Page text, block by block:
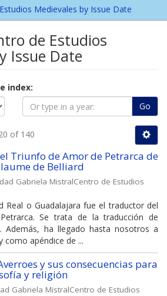
Medievales by Issue Date
de Estudios
Issue Date
index:
Go
of 140
Triunfo de Amor de Petrarca de
de Belliard
Gabriela MistralCentro de Estudios
Real o Guadalajara fue el traductor del
Se trata de la traducción de
Además, ha llegado hasta nosotros a
como apéndice de ...
y sus consecuencias para
y religión
Gabriela MistralCentro de Estudios